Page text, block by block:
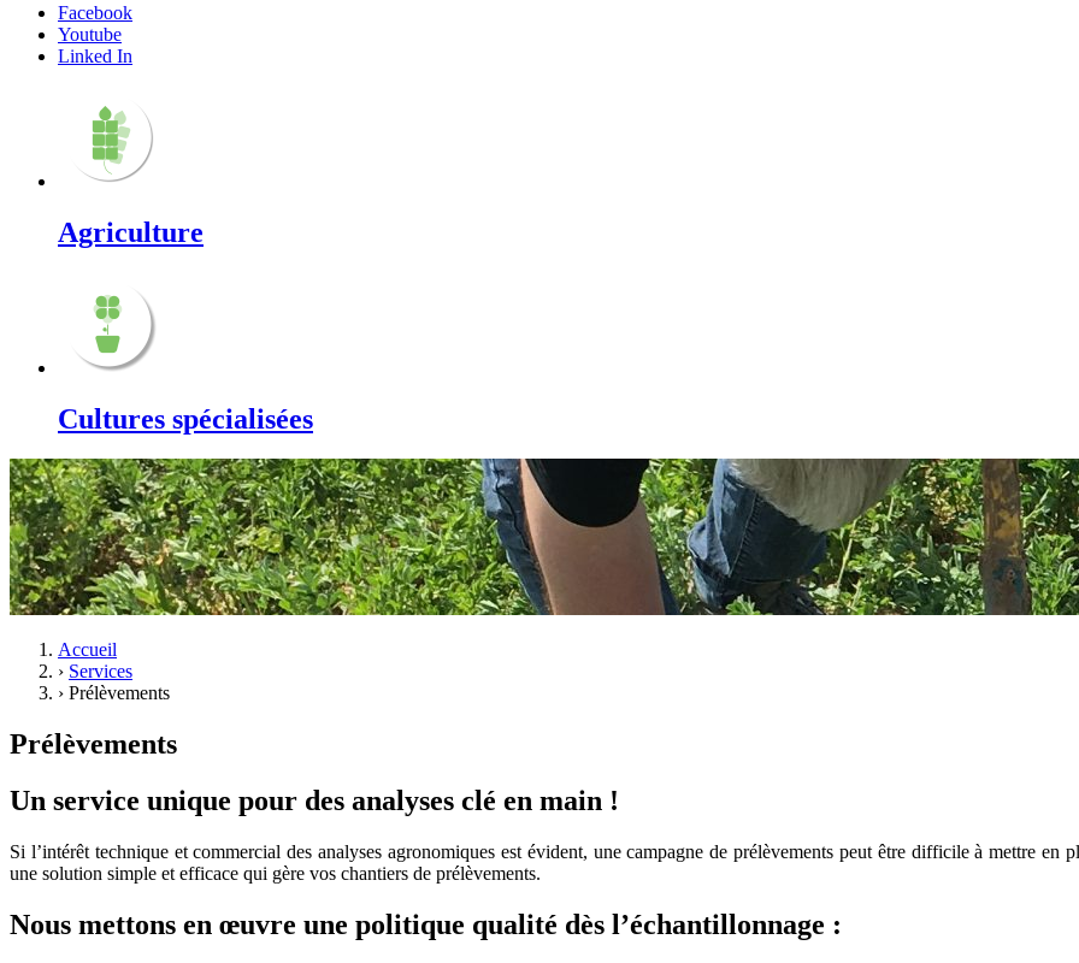
Facebook
Youtube
Linked In
Agriculture
Cultures spécialisées
Accueil
› Services
› Prélèvements
Prélèvements
Un service unique pour des analyses clé en main !
Si l’intérêt technique et commercial des analyses agronomiques est évident, une campagne de prélèvements peut être difficile à mettre
une solution simple et efficace qui gère vos chantiers de prélèvements.
Nous mettons en œuvre une politique qualité dès l’échantillonnage :